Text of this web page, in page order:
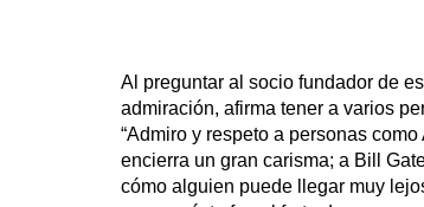
Al preguntar al socio fundador de
admiración, afirma tener a varios
“Admiro y respeto a personas
encierra un gran carisma; a Bill
cómo alguien puede llegar muy